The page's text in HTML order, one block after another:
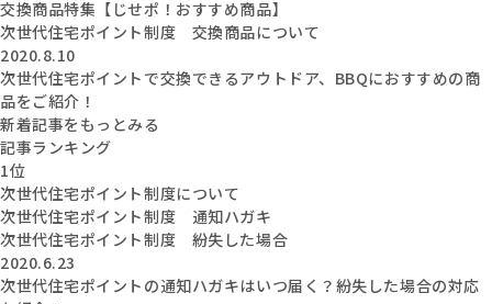
交換商品特集【じせポ！おすすめ商品】
次世代住宅ポイント制度 交換商品について
2020.8.10
次世代住宅ポイントで交換できるアウトドア、BBQにおすすめの商
品をご紹介！
新着記事をもっとみる
記事ランキング
1位
次世代住宅ポイント制度について
次世代住宅ポイント制度 通知ハガキ
次世代住宅ポイント制度 紛失した場合
2020.6.23
次世代住宅ポイントの通知ハガキはいつ届く？紛失した場合の対応